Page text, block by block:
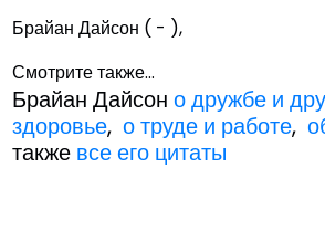
Брайан Дайсон ( - ),
Смотрите также...
Брайан Дайсоно дружбе и
здоровье,о труде и работе,
также все его цитаты